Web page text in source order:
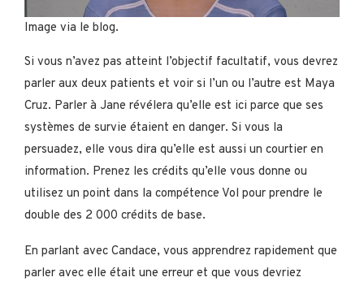
Image via le blog.
Si vous n’avez pas atteint l’objectif facultatif, vous devrez
parler aux deux patients et voir si l’un ou l’autre est Maya
Cruz. Parler à Jane révélera qu’elle est ici parce que ses
systèmes de survie étaient en danger. Si vous la
persuadez, elle vous dira qu’elle est aussi un courtier en
information. Prenez les crédits qu’elle vous donne ou
utilisez un point dans la compétence Vol pour prendre le
double des 2 000 crédits de base.
En parlant avec Candace, vous apprendrez rapidement que
parler avec elle était une erreur et que vous devriez